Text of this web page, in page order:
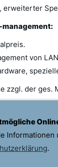
erweiterter
von
zzgl. der ges.
Informationen
.